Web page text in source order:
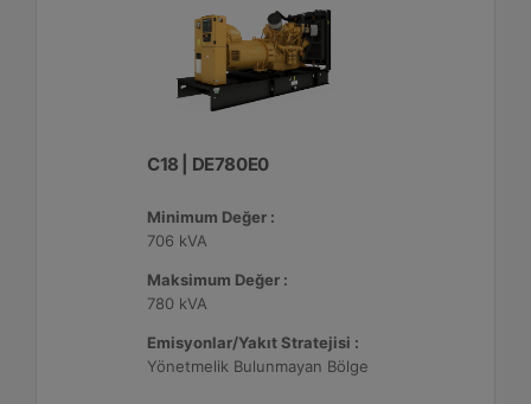
C18 | DE780E0
Minimum Değer :
706 kVA
Maksimum Değer :
780 kVA
Emisyonlar/Yakıt Stratejisi :
Yönetmelik Bulunmayan Bölge